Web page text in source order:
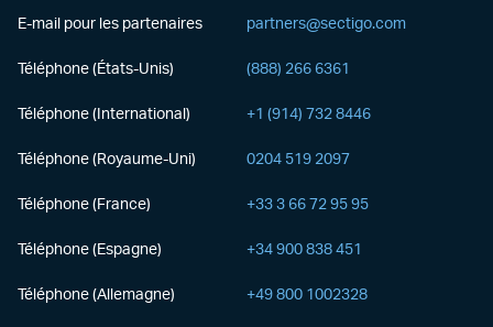
E-mail pour les partenaires partners@sectigo.com
Téléphone (États-Unis) (888) 266 6361
Téléphone (International) +1 (914) 732 8446
Téléphone (Royaume-Uni) 0204 519 2097
Téléphone (France) +33 3 66 72 95 95
Téléphone (Espagne) +34 900 838 451
Téléphone (Allemagne) +49 800 1002328